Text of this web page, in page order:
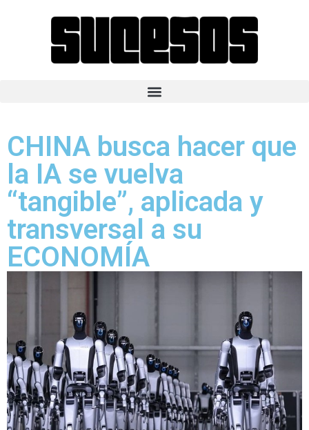
CHINA busca hacer que
la IA se vuelva
“tangible”, aplicada y
transversal a su
ECONOMÍA